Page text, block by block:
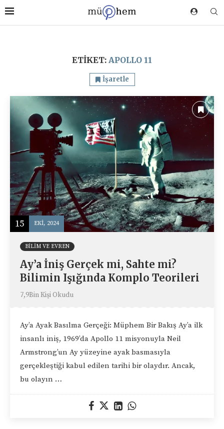
ETIKET: APOLLO 11
İşaretle
15 EKI, 2024
BILIM VE EVREN
Ay’a İniş Gerçek mi, Sahte mi?
Bilimin Işığında Komplo Teorileri
7,9Bin Kişi Okudu
Ay’a Ayak Basılma Gerçeği: Müphem Bir Bakış Ay’a ilk
insanlı iniş, 1969’da Apollo 11 misyonuyla Neil
Armstrong’un Ay yüzeyine ayak basmasıyla
gerçekleştiği kabul edilen tarihi bir olaydır. Ancak,
bu olayın …